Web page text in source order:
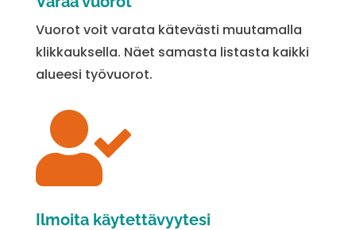
Vuorot voit varata kätevästi muutamalla
klikkauksella. Näet samasta listasta kaikki
alueesi työvuorot.

Ilmoita käytettävyytesi